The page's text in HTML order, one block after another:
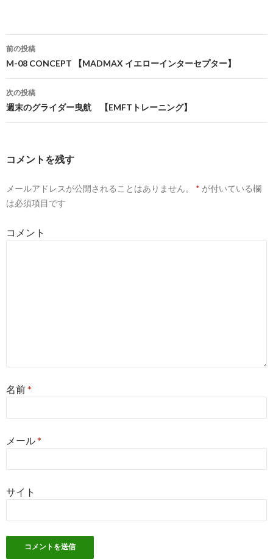
投
稿
ナ
ゲ
シ
ン
前の投稿
M-08 CONCEPT 【MADMAX イエローインターセプター】
次の投稿
週末のグライダー曳航 【EMFTトレーニング】
コメントを残す
メールアドレスが公開されることはありません。 * が付いている欄
は必須項目です
コメント
名前*
メール*
サイト